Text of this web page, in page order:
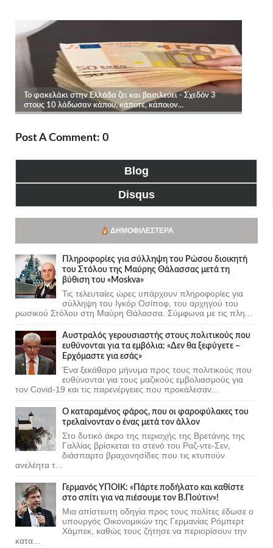
Post A Comment: 0
Blog
Disqus
ΔΗΜΟΦΙΛΈΣΤΕΡΑ
Πληροφορίες για σύλληψη του Ρώσου διοικητή
του Στόλου της Mαύρης Θάλασσας μετά τη
βύθιση του «Moskva»
Τις τελευταίες ώρες υπάρχουν πληροφορίες για
σύλληψη του Ιγκόρ Οσίποφ, του αρχηγού του
ρωσικού Στόλου στη Μαύρη Θάλασσα. Σύμφωνα με τις πλη...
Αυστραλός γερουσιαστής στους πολιτικούς που
ευθύνονται για τα εμβόλια: «Δεν θα ξεφύγετε –
Ερχόμαστε για εσάς»
Ένα ξεκάθαρο μήνυμα προς τους πολιτικούς που
ευθύνονται για τους μαζικούς εμβολιασμούς για
τον Covid-19 και τις παρενέργειες που προκάλεσαν...
Ο καταραμένος φάρος, που οι φαροφύλακες του
τρελαίνονταν ο ένας μετά τον άλλον
Στο δυτικό άκρο της περιοχής της Βρετάνης της
Γαλλίας βρίσκεται το στενό του Ραζ-ντε-Σεν,
διάσπαρτο βραχονησίδες που τις κτυπούν
ανελέητα τ...
Γερμανός ΥΠΟΙΚ: «Πάρτε ποδήλατο και καθίστε
στο σπίτι για να πιέσουμε τον Β.Πούτιν»!
Μια απίστευτη οδηγία προς τους πολίτες έδωσε ο
υπουργός Οικονομικών της Γερμανίας Ρόμπερτ
Χάμπεκ, καθώς τους ζήτησε να περιορίσουν την
κατα...